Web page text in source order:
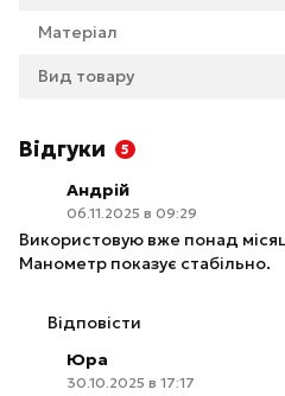
Матеріал
Вид товару
Відгуки 5
Андрій
06.11.2025 в 09:29
Використовую вже понад
Манометр показує стабільно.
Відповісти
Юра
30.10.2025 в 17:17